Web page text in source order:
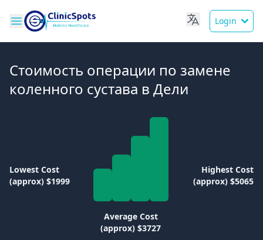
Login
Стоимость операции по замене
коленного сустава в Дели
Lowest Cost
(approx) $1999
Average Cost
(approx) $3727
Highest Cost
(approx) $5065